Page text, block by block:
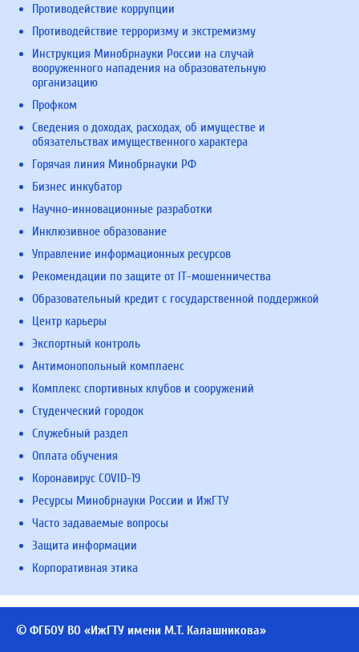
Противодействие коррупции
Противодействие терроризму и экстремизму
Инструкция Минобрнауки России на случай
вооруженного нападения на образовательную
организацию
Профком
Сведения о доходах, расходах, об имуществе и
обязательствах имущественного характера
Горячая линия Минобрнауки РФ
Бизнес инкубатор
Научно-инновационные разработки
Инклюзивное образование
Управление информационных ресурсов
Рекомендации по защите от IT-мошенничества
Образовательный кредит с государственной поддержкой
Центр карьеры
Экспортный контроль
Антимонопольный комплаенс
Комплекс спортивных клубов и сооружений
Студенческий городок
Служебный раздел
Оплата обучения
Коронавирус COVID-19
Ресурсы Минобрнауки России и ИжГТУ
Часто задаваемые вопросы
Защита информации
Корпоративная этика
© ФГБОУ ВО «ИжГТУ имени М.Т. Калашникова»